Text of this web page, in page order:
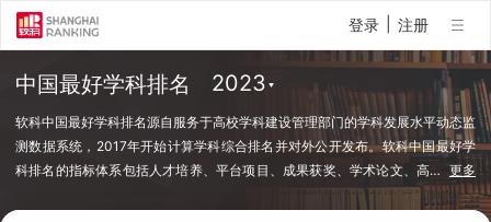
登录 注册
中国最好学科排名
…更多
软科中国最好学科排名源自服务于高校学科建设管理部门的学科发展水平动态监
测数据系统，2017年开始计算学科综合排名并对外公开发布。软科中国最好学
科排名的指标体系包括人才培养、平台项目、成果获奖、学术论文、高
端人才等指标类别，使用百余项学科建设管理中密切关注的指标变量，强调通过